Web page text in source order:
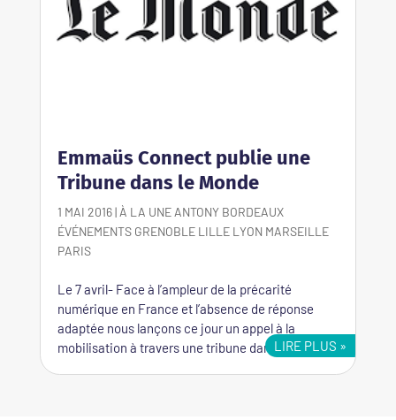
Emmaüs Connect publie une
Tribune dans le Monde
1 MAI 2016| À LA UNE ANTONY BORDEAUX
ÉVÉNEMENTS GRENOBLE LILLE LYON MARSEILLE
PARIS
Le 7 avril- Face à l’ampleur de la précarité
numérique en France et l’absence de réponse
adaptée nous lançons ce jour un appel à la
mobilisation à travers une tribune dans Le Monde
LIRE PLUS